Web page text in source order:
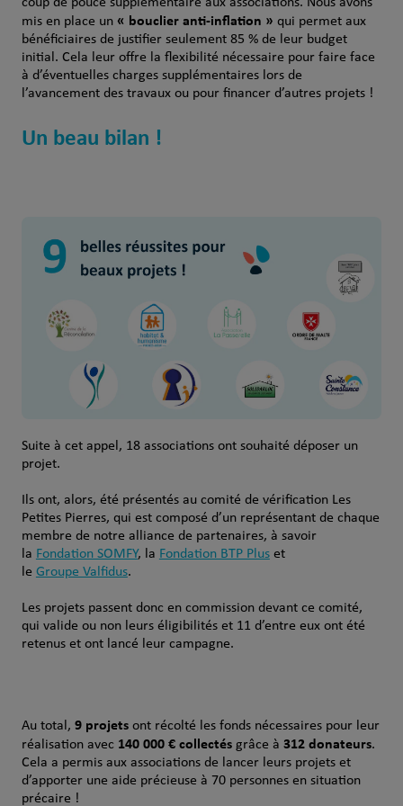
mis en place un « bouclier anti-inflation » qui permet aux
bénéficiaires de justifier seulement 85 % de leur budget
initial. Cela leur offre la flexibilité nécessaire pour faire face
à d’éventuelles charges supplémentaires lors de
l’avancement des travaux ou pour financer d’autres projets !
Un beau bilan !
Suite à cet appel, 18 associations ont souhaité déposer un
projet.
Ils ont, alors, été présentés au comité de vérification Les
Petites Pierres, qui est composé d’un représentant de chaque
membre de notre alliance de partenaires, à savoir
la Fondation SOMFY, la Fondation BTP Pluset
le Groupe Valfidus.
Les projets passent donc en commission devant ce comité,
qui valide ou non leurs éligibilités et 11 d’entre eux ont été
retenus et ont lancé leur campagne.
Au total, 9 projetsont récolté les fonds nécessaires pour leur
réalisation avec 140 000 € collectésgrâce à 312 donateurs.
Cela a permis aux associations de lancer leurs projets et
d’apporter une aide précieuse à 70 personnes en situation
précaire !